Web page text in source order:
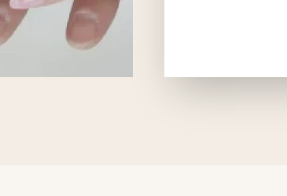
de l'association
de l'association